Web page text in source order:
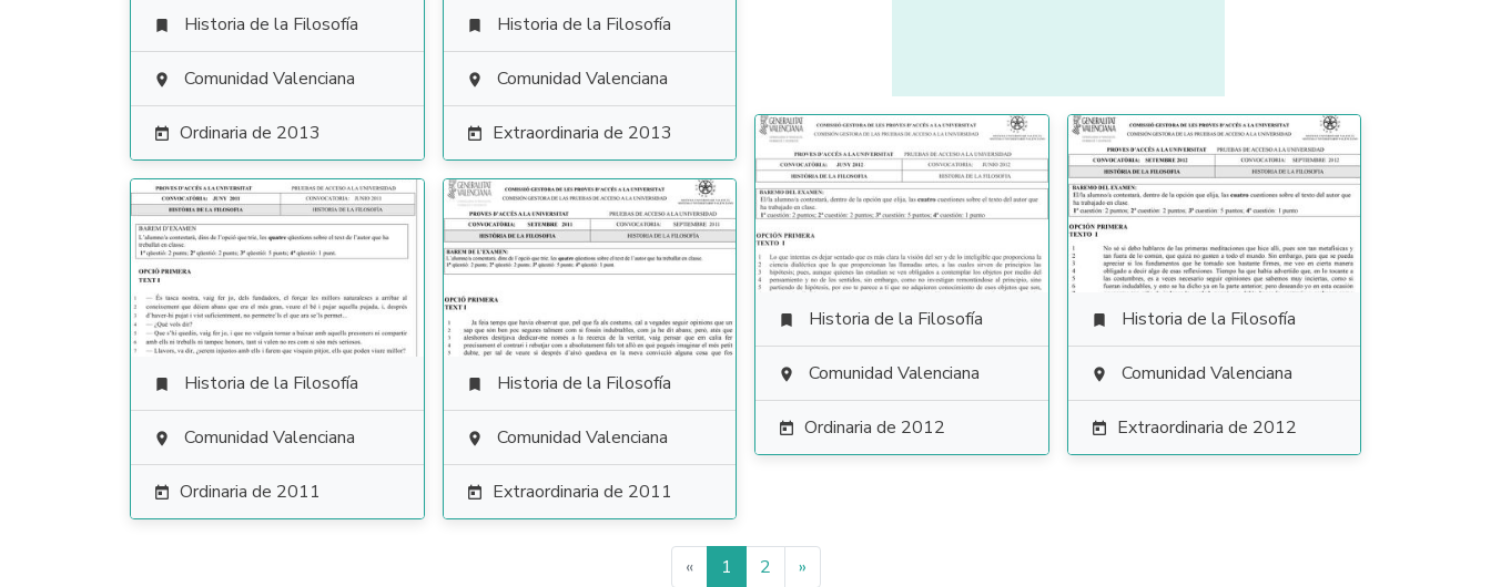
 Historia de la Filosofía
 Comunidad Valenciana
 Ordinaria de 2013
 Historia de la Filosofía
 Comunidad Valenciana
 Extraordinaria de 2013
 Historia de la Filosofía
 Comunidad Valenciana
 Ordinaria de 2012
 Historia de la Filosofía
 Comunidad Valenciana
 Extraordinaria de 2012
 Historia de la Filosofía
 Comunidad Valenciana
 Ordinaria de 2011
 Historia de la Filosofía
 Comunidad Valenciana
 Extraordinaria de 2011
« 1 2 »